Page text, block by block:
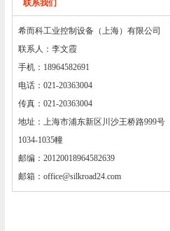
联系我们
希而科工业控制设备（上海）有限公司
联系人：李文霞
手机：18964582691
电话：021-20363004
传真：021-20363004
地址：上海市浦东新区川沙王桥路999号
1034-1035幢
邮编：20120018964582639
邮箱： office@silkroad24.com